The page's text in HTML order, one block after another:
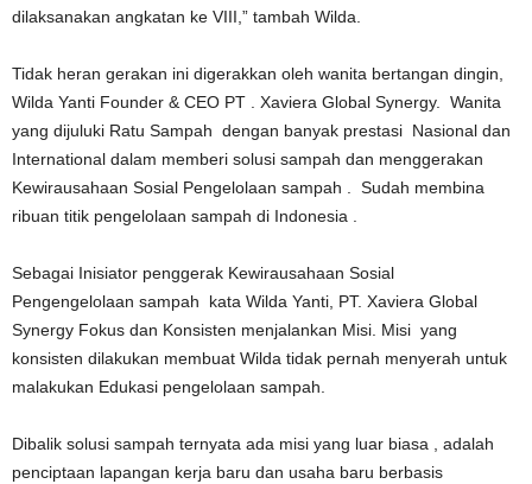
dilaksanakan angkatan ke VIII,” tambah Wilda.
Tidak heran gerakan ini digerakkan oleh wanita bertangan dingin,
Wilda Yanti Founder & CEO PT . Xaviera Global Synergy. Wanita
yang dijuluki Ratu Sampah dengan banyak prestasi Nasional dan
International dalam memberi solusi sampah dan menggerakan
Kewirausahaan Sosial Pengelolaan sampah . Sudah membina
ribuan titik pengelolaan sampah di Indonesia .
Sebagai Inisiator penggerak Kewirausahaan Sosial
Pengengelolaan sampah kata Wilda Yanti, PT. Xaviera Global
Synergy Fokus dan Konsisten menjalankan Misi. Misi yang
konsisten dilakukan membuat Wilda tidak pernah menyerah untuk
malakukan Edukasi pengelolaan sampah.
Dibalik solusi sampah ternyata ada misi yang luar biasa , adalah
penciptaan lapangan kerja baru dan usaha baru berbasis